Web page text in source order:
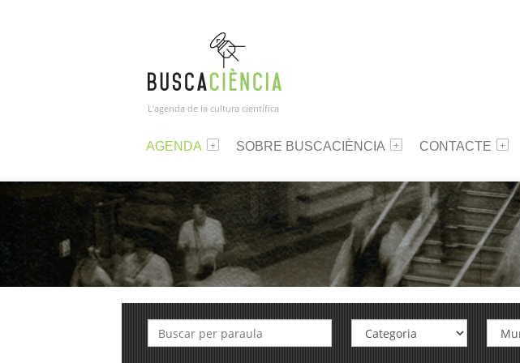
L’agenda de la cultura científica
AGENDA SOBRE BUSCACIÈNCIA CONTACTE